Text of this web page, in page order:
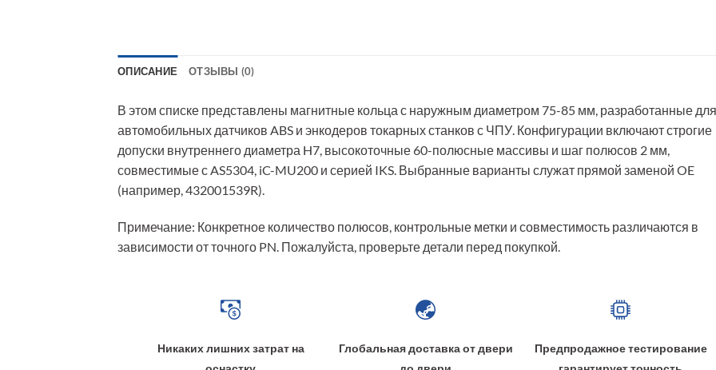
ОПИСАНИЕ ОТЗЫВЫ (0)
В этом списке представлены магнитные кольца с наружным диаметром 75-85 мм, разработанные для
автомобильных датчиков ABS и энкодеров токарных станков с ЧПУ. Конфигурации включают строгие
допуски внутреннего диаметра H7, высокоточные 60-полюсные массивы и шаг полюсов 2 мм,
совместимые с AS5304, iC-MU200 и серией IKS. Выбранные варианты служат прямой заменой OE
(например, 432001539R).
Примечание: Конкретное количество полюсов, контрольные метки и совместимость различаются в
зависимости от точного PN. Пожалуйста, проверьте детали перед покупкой.
Никаких лишних затрат на
Глобальная доставка от двери
Предпродажное тестирование